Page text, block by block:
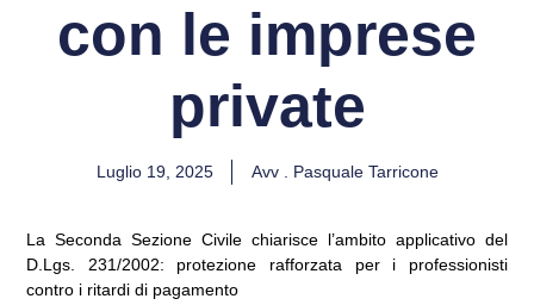
con le imprese
private
Luglio 19, 2025 Avv . Pasquale Tarricone
La Seconda Sezione Civile chiarisce l’ambito applicativo del
D.Lgs. 231/2002: protezione rafforzata per i professionisti
contro i ritardi di pagamento